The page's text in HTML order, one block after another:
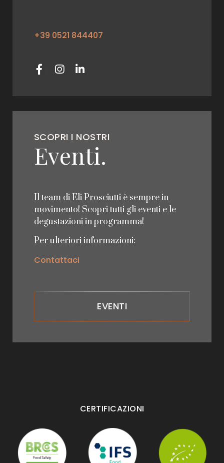
+39 0521 844407
SCOPRI I NOSTRI
Eventi.
Il team di Eli Prosciutti è sempre in
movimento! Scopri tutti gli eventi e le
degustazioni in programma!
Per ulteriori informazioni:
Contattaci
EVENTI
CERTIFICAZIONI